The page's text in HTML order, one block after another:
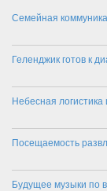
Семейная
Геленджик готов к
Небесная
Посещаемость
Будущее музыки по